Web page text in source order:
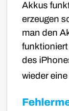
Akkus
erzeugen
man den
des
wieder